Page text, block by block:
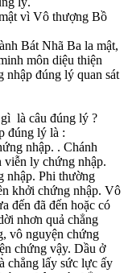
vì Vô thượng Bồ
Bát Nhã Ba la mật,
môn diệu thiện
nhập đúng lý quan sát
là câu đúng lý ?
đúng lý là :
nhập. . Chánh
viễn ly chứng nhập.
nhập. Phi thường
khởi chứng nhập. Vô
đến đã đến hoặc có
nhơn quả chẳng
vô nguyện chứng
chứng vậy. Dầu ở
chẳng lấy sức lực ấy